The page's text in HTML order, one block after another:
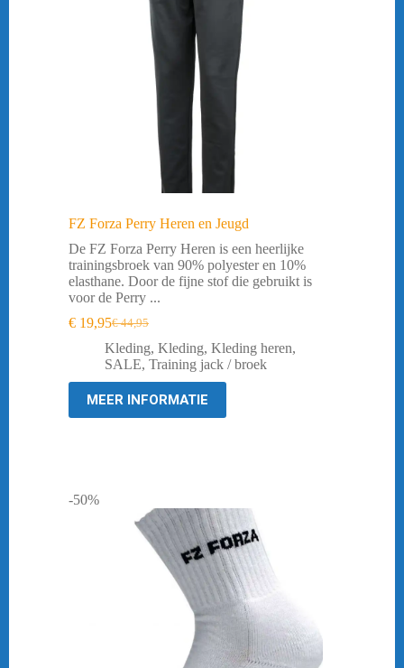
FZ Forza Perry Heren en Jeugd
De FZ Forza Perry Heren is een heerlijke
trainingsbroek van 90% polyester en 10%
elasthane. Door de fijne stof die gebruikt is
voor de Perry ...
€44,95
Oorspronkelijke
prijs
was:
€ 44,95.
€ 19,95Huidige
prijs
is:
€ 19,95.
Kleding, Kleding, Kleding heren,
SALE, Training jack / broek
MEER INFORMATIE
-50%